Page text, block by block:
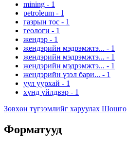
mining - 1
petroleum - 1
газрын тос - 1
геологи - 1
жендэр - 1
жендэрийн мэдрэмжтэ... - 1
жендэрийн мэдрэмжтэ... - 1
жендэрийн мэдрэмжтэ... - 1
жендэрийн үзэл бари... - 1
уул уурхай - 1
хүнд үйлдвэр - 1
Зөвхөн түгээмлийг харуулах Шошго
Форматууд